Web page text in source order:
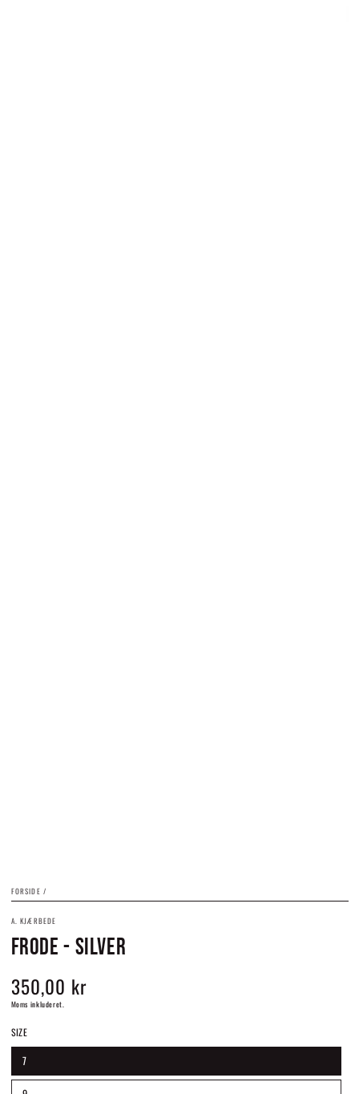
FORSIDE /
A. KJÆRBEDE
FRODE - SILVER
Normalpris
350,00 kr
Moms inkluderet.
SIZE
7Variant
udsolgt
eller